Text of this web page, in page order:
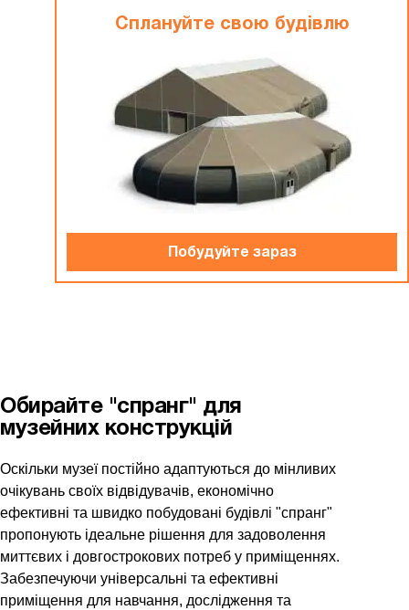
Сплануйте свою будiвлю
Побудуйте зараз
Обирайте "спранг" для
музейних конструкцій
Оскільки музеї постійно адаптуються до мінливих
очікувань своїх відвідувачів, економічно
ефективні та швидко побудовані будівлі "спранг"
пропонують ідеальне рішення для задоволення
миттєвих і довгострокових потреб у приміщеннях.
Забезпечуючи універсальні та ефективні
приміщення для навчання, дослідження та